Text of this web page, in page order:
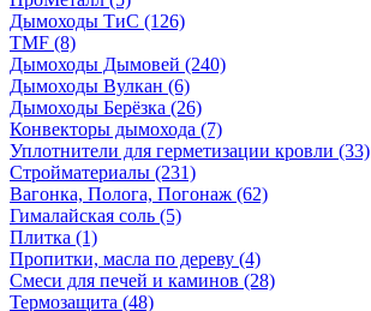
Дымоходы ТиС (126)
TMF (8)
Дымоходы Дымовей (240)
Дымоходы Вулкан (6)
Дымоходы Берёзка (26)
Конвекторы дымохода (7)
Уплотнители для герметизации кровли (33)
Стройматериалы (231)
Вагонка, Полога, Погонаж (62)
Гималайская соль (5)
Плитка (1)
Пропитки, масла по дереву (4)
Смеси для печей и каминов (28)
Термозащита (48)